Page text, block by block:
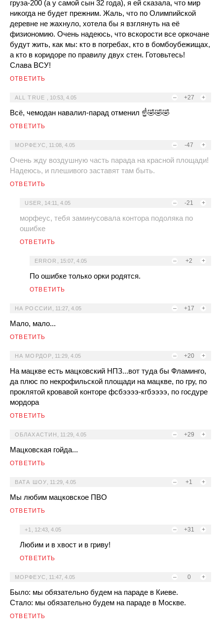
груза-200 (а у самой сын 32 года), я ей сказала, что мир
никогда не будет прежним. Жаль, что по Олимпийской
деревне не жахнуло, хотела бы я взглянуть на её
физиономию. Очень надеюсь, что вскорости все оркочане
будут жить, как мы: кто в погребах, кто в бомбоубежищах,
а кто в коридоре по правилу двух стен. Готовьтесь!
Слава ВСУ!
ОТВЕТИТЬ
– +27 +
ALL TRUE 10:53, 4.05
Всё, чемодан навалил-парад отменил ☝️🤣🤣🤣
ОТВЕТИТЬ
– -47 +
МОРФЕУС 11:08, 4.05
Очень жду воздушную часть парада на красной площади!
Надеюсь, и плешивого заставят там быть.
ОТВЕТИТЬ
– -21 +
USER 14:11, 4.05
морфеус, тебя заминусовала контора подоляка по
ошибке
ОТВЕТИТЬ
– +2 +
ERROR 15:07, 4.05
По ошибке только орки родятся.
ОТВЕТИТЬ
– +17 +
НА РОССИИ 11:27, 4.05
Maло, мало...
ОТВЕТИТЬ
– +20 +
НА МОРДОР 11:29, 4.05
На мацкве есть мацковский НПЗ...вот туда бы Фламинго,
да плюс по некрофильской площади на мацкве, по гру, по
проклятой кровавой конторе фсбээээ-кгбээээ, по госдуре
мордора
ОТВЕТИТЬ
– +29 +
ОБЛАХАСТИН 11:29, 4.05
Мацковская гойда...
ОТВЕТИТЬ
– +1 +
ВАТА ШОУ 11:29, 4.05
Мы любим мацковское ПВО
ОТВЕТИТЬ
– +31 +
+1 12:43, 4.05
Любим и в хвост и в гриву!
ОТВЕТИТЬ
– 0 +
МОРФЕУС 11:47, 4.05
Было: мы обязательно будем на параде в Киеве.
Стало: мы обязательно будем на параде в Москве.
ОТВЕТИТЬ